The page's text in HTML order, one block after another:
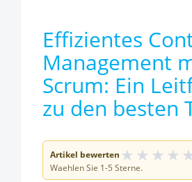
Effizientes
Management
Scrum: Ein
zu den besten
Artikel bewerten ★ ★ ★ ★
Waehlen Sie 1-5 Sterne.